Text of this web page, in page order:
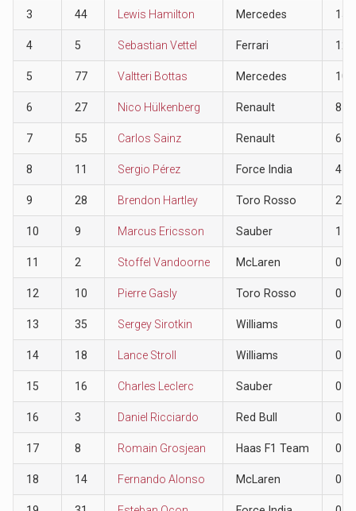
3 44 Lewis Hamilton Mercedes 15
4 5 Sebastian Vettel Ferrari 12
5 77 Valtteri Bottas Mercedes 10
6 27 Nico Hülkenberg Renault 8
7 55 Carlos Sainz Renault 6
8 11 Sergio Pérez Force India 4
9 28 Brendon Hartley Toro Rosso 2
10 9 Marcus Ericsson Sauber 1
11 2 Stoffel Vandoorne McLaren 0
12 10 Pierre Gasly Toro Rosso 0
13 35 Sergey Sirotkin Williams 0
14 18 Lance Stroll Williams 0
15 16 Charles Leclerc Sauber 0
16 3 Daniel Ricciardo Red Bull 0
17 8 Romain Grosjean Haas F1 Team 0
18 14 Fernando Alonso McLaren 0